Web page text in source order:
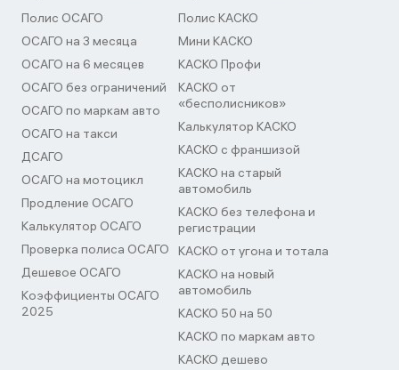
Полис ОСАГО
ОСАГО на 3 месяца
ОСАГО на 6 месяцев
ОСАГО без ограничений
ОСАГО по маркам авто
ОСАГО на такси
ДСАГО
ОСАГО на мотоцикл
Продление ОСАГО
Калькулятор ОСАГО
Проверка полиса ОСАГО
Дешевое ОСАГО
Коэффициенты ОСАГО
2025
Полис КАСКО
Мини КАСКО
КАСКО Профи
КАСКО от
«бесполисников»
Калькулятор КАСКО
КАСКО с франшизой
КАСКО на старый
автомобиль
КАСКО без телефона и
регистрации
КАСКО от угона и тотала
КАСКО на новый
автомобиль
КАСКО 50 на 50
КАСКО по маркам авто
КАСКО дешево